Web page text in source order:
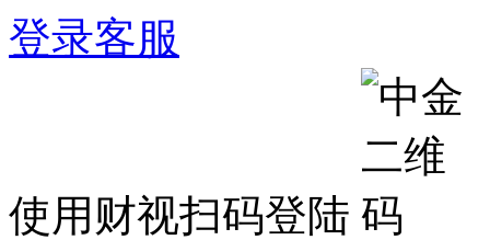
登录客服
使用财视扫码登陆